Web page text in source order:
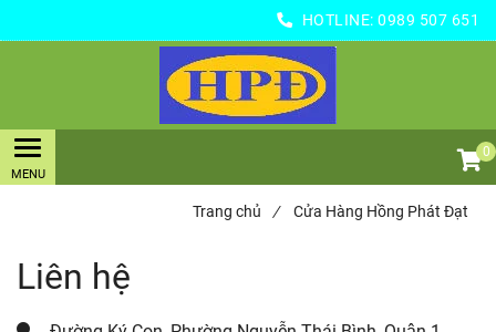
HOTLINE: 0989 507 651
0
Trang chủ / Cửa Hàng Hồng Phát Đạt
Liên hệ